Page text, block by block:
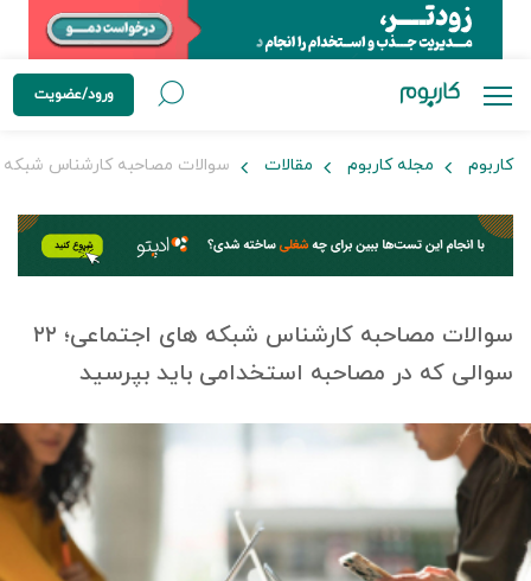
ورود/عضویت
کاربوم مجله کاربوم مقالات سوالات مصاحبه کارشناس شبکه های اجتماعی؛ ۲۲ سوالی که در
سوالات مصاحبه کارشناس شبکه های اجتماعی؛ ۲۲
سوالی که در مصاحبه استخدامی باید بپرسید